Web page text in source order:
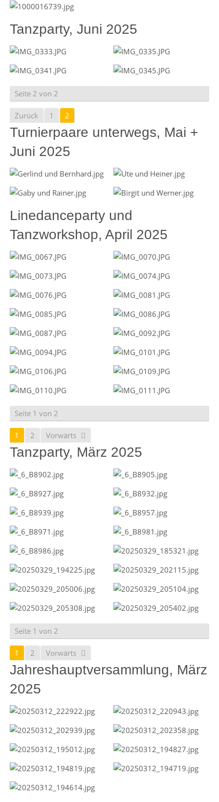
Tanzparty, Juni 2025
Seite 2 von 2
Zurück 1 2
Turnierpaare unterwegs, Mai +
Juni 2025
Linedanceparty und
Tanzworkshop, April 2025
Seite 1 von 2
1 2 Vorwärts
Tanzparty, März 2025
Seite 1 von 2
1 2 Vorwärts
Jahreshauptversammlung, März
2025